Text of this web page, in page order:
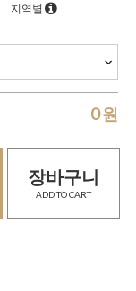
지역별
0원
장바구니
ADD TO CART